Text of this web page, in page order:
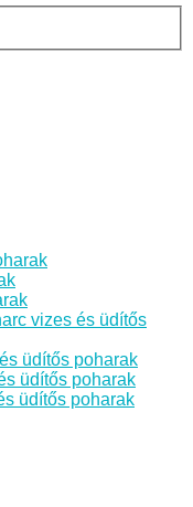
vizes és üdítős
üdítős poharak
üdítős poharak
üdítős poharak